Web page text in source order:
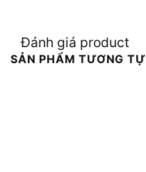
Đánh giá product
SẢN PHẨM TƯƠNG TỰ